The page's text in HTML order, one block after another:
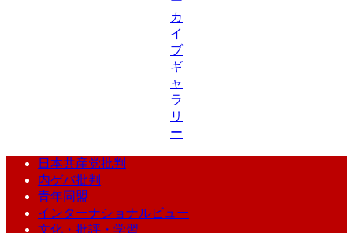
カ
イ
ブ
ギ
ャ
ラ
リ
ー
日本共産党批判
内ゲバ批判
青年同盟
インターナショナルビュー
文化・批評・学習